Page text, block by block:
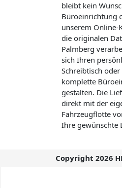
bleibt kein
Büroeinrichtung
unserem Online-
die originalen
Palmberg
sich Ihren
Schreibtisch
komplette
gestalten. Die
direkt mit der
Fahrzeugflotte
Ihre gewünschte
Copyright 2026